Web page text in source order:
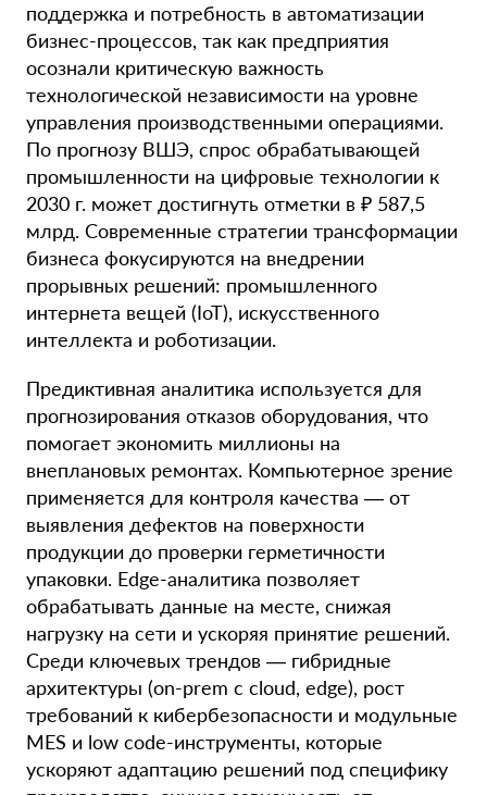
поддержка и потребность в автоматизации
бизнес-процессов, так как предприятия
осознали критическую важность
технологической независимости на уровне
управления производственными операциями.
По прогнозу ВШЭ, спрос обрабатывающей
промышленности на цифровые технологии к
2030 г. может достигнуть отметки в ₽ 587,5
млрд. Современные стратегии трансформации
бизнеса фокусируются на внедрении
прорывных решений: промышленного
интернета вещей (IoT), искусственного
интеллекта и роботизации.
Предиктивная аналитика используется для
прогнозирования отказов оборудования, что
помогает экономить миллионы на
внеплановых ремонтах. Компьютерное зрение
применяется для контроля качества — от
выявления дефектов на поверхности
продукции до проверки герметичности
упаковки. Edge-аналитика позволяет
обрабатывать данные на месте, снижая
нагрузку на сети и ускоряя принятие решений.
Среди ключевых трендов — гибридные
архитектуры (on-prem с cloud, edge), рост
требований к кибербезопасности и модульные
MES и low code-инструменты, которые
ускоряют адаптацию решений под специфику